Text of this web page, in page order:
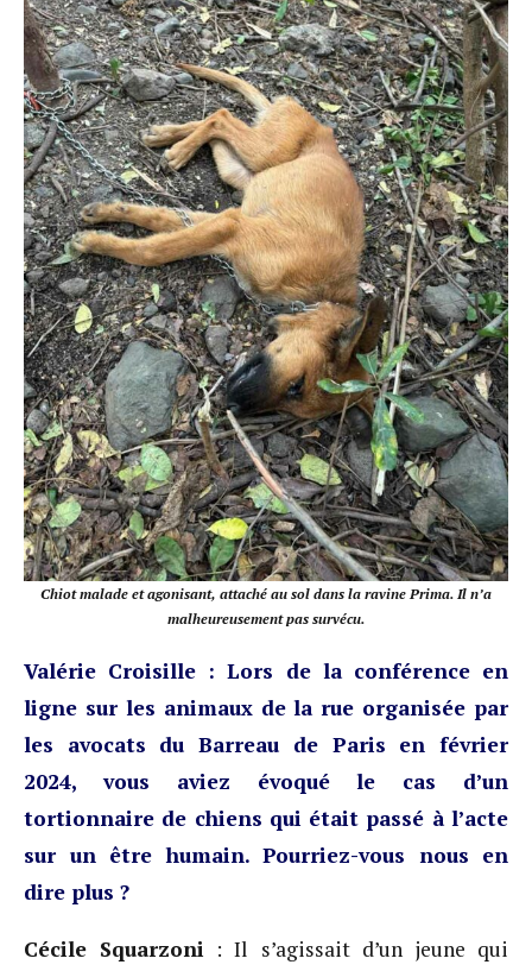
Chiot malade et agonisant, attaché au sol dans la ravine Prima. Il n’a
malheureusement pas survécu.
Valérie Croisille : Lors de la conférence en
ligne sur les animaux de la rue organisée par
les avocats du Barreau de Paris en février
2024, vous aviez évoqué le cas d’un
tortionnaire de chiens qui était passé à l’acte
sur un être humain. Pourriez-vous nous en
dire plus ?
Cécile Squarzoni : Il s’agissait d’un jeune qui